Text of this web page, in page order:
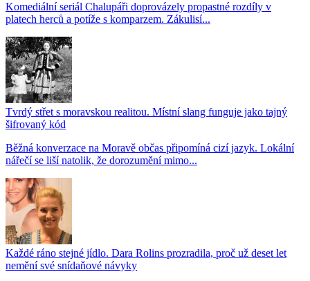
Komediální seriál Chalupáři doprovázely propastné rozdíly v
platech herců a potíže s komparzem. Zákulisí...
Tvrdý střet s moravskou realitou. Místní slang funguje jako tajný
šifrovaný kód
Běžná konverzace na Moravě občas připomíná cizí jazyk. Lokální
nářečí se liší natolik, že dorozumění mimo...
Každé ráno stejné jídlo. Dara Rolins prozradila, proč už deset let
nemění své snídaňové návyky